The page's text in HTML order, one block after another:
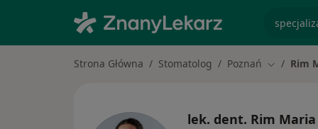
Strona Główna Stomatolog Poznań ZmieńRim
lek. dent. Rim